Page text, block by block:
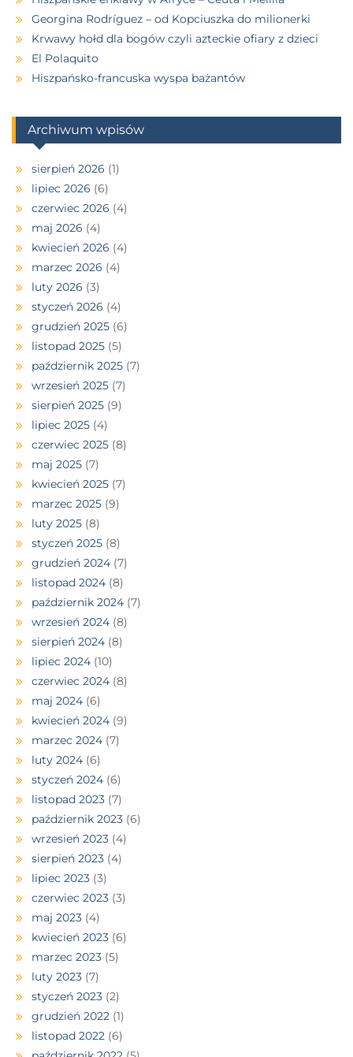
Georgina Rodríguez – od Kopciuszka do milionerki
Krwawy hołd dla bogów czyli azteckie ofiary z dzieci
El Polaquito
Hiszpańsko-francuska wyspa bażantów
Archiwum wpisów
sierpień 2026 (1)
lipiec 2026 (6)
czerwiec 2026 (4)
maj 2026 (4)
kwiecień 2026 (4)
marzec 2026 (4)
luty 2026 (3)
styczeń 2026 (4)
grudzień 2025 (6)
listopad 2025 (5)
październik 2025 (7)
wrzesień 2025 (7)
sierpień 2025 (9)
lipiec 2025 (4)
czerwiec 2025 (8)
maj 2025 (7)
kwiecień 2025 (7)
marzec 2025 (9)
luty 2025 (8)
styczeń 2025 (8)
grudzień 2024 (7)
listopad 2024 (8)
październik 2024 (7)
wrzesień 2024 (8)
sierpień 2024 (8)
lipiec 2024 (10)
czerwiec 2024 (8)
maj 2024 (6)
kwiecień 2024 (9)
marzec 2024 (7)
luty 2024 (6)
styczeń 2024 (6)
listopad 2023 (7)
październik 2023 (6)
wrzesień 2023 (4)
sierpień 2023 (4)
lipiec 2023 (3)
czerwiec 2023 (3)
maj 2023 (4)
kwiecień 2023 (6)
marzec 2023 (5)
luty 2023 (7)
styczeń 2023 (2)
grudzień 2022 (1)
listopad 2022 (6)